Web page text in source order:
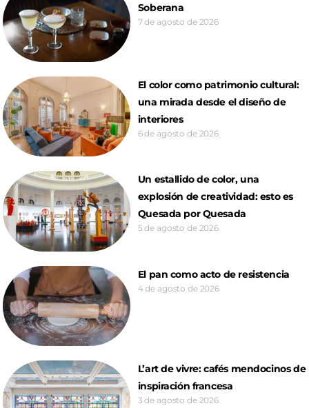
Soberana
7 de agosto de 2026
El color como patrimonio cultural:
una mirada desde el diseño de
interiores
6 de agosto de 2026
Un estallido de color, una
explosión de creatividad: esto es
Quesada por Quesada
5 de agosto de 2026
El pan como acto de resistencia
4 de agosto de 2026
L’art de vivre: cafés mendocinos de
inspiración francesa
3 de agosto de 2026